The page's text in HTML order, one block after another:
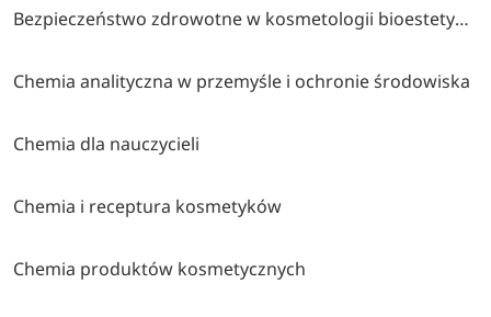
Bezpieczeństwo zdrowotne w kosmetologii bioestetycznej
Chemia analityczna w przemyśle i ochronie środowiska
Chemia dla nauczycieli
Chemia i receptura kosmetyków
Chemia produktów kosmetycznych